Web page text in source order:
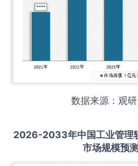
数据来源：观
2026-2033年中国工业管理
市场规模预测